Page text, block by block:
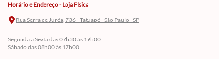
Horário e Endereço - Loja Física
Rua Serra de Juréa, 736 - Tatuapé - São Paulo - SP
Segunda a Sexta das 07h30 às 19h00
Sábado das 08h00 às 17h00